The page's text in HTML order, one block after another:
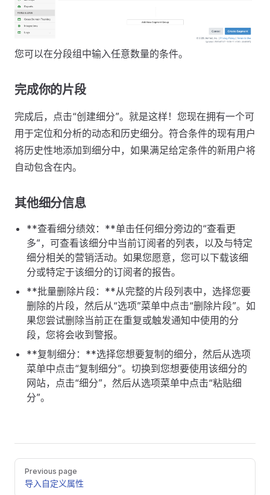
您可以在分段组中输入任意数量的条件。
完成你的片段
完成后，点击“创建细分”。就是这样！您现在拥有一个可
用于定位和分析的动态和历史细分。符合条件的现有用户
将历史性地添加到细分中，如果满足给定条件的新用户将
自动包含在内。
其他细分信息
**查看细分绩效：**单击任何细分旁边的“查看更
多”，可查看该细分中当前订阅者的列表，以及与特定
细分相关的营销活动。如果您愿意，您可以下载该细
分或特定于该细分的订阅者的报告。
**批量删除片段：**从完整的片段列表中，选择您要
删除的片段，然后从“选项”菜单中点击“删除片段”。如
果您尝试删除当前正在重复或触发通知中使用的分
段，您将会收到警报。
**复制细分：**选择您想要复制的细分，然后从选项
菜单中点击“复制细分”。切换到您想要使用该细分的
网站，点击“细分”，然后从选项菜单中点击“粘贴细
分”。
PagerPrevious page
导入自定义属性